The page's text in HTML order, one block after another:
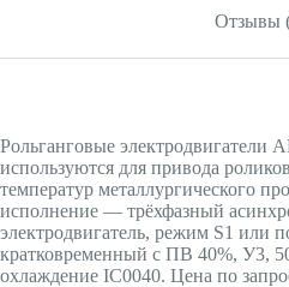
Отзывы
Рольганговые
используются для привода
температур металлургического
исполнение — трёхфазный
электродвигатель, режим S1 или
кратковременный с ПВ 40%, У3,
охлаждение IC0040. Цена по